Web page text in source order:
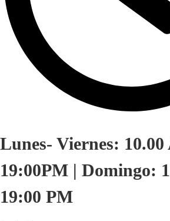
Lunes- Viernes:
19:00PM | Domingo:
19:00 PM